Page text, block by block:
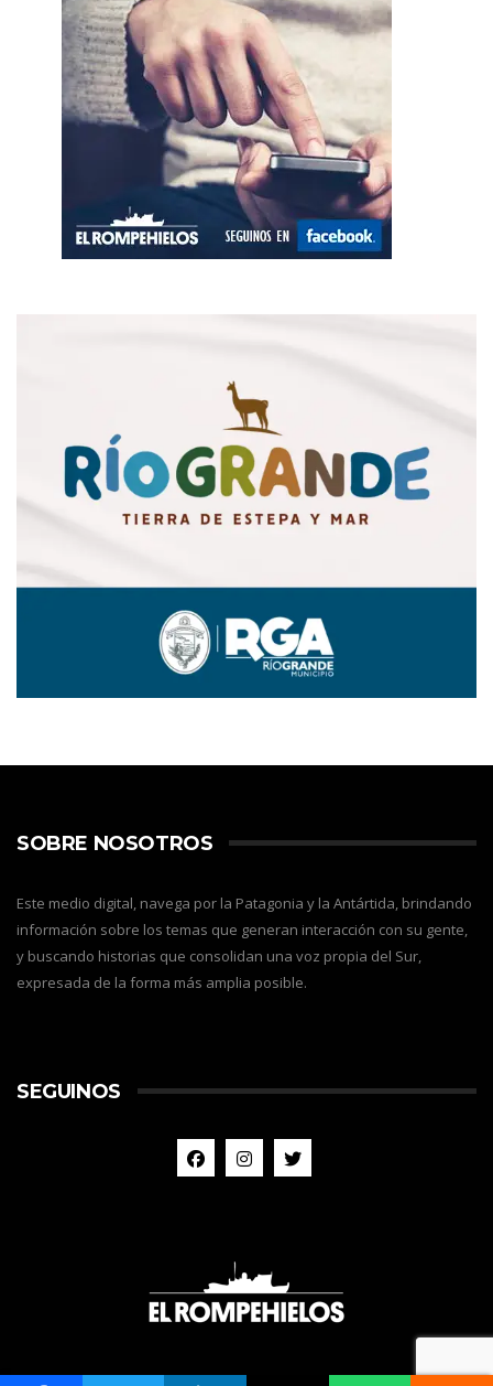
SOBRE NOSOTROS
Este medio digital, navega por la Patagonia y la Antártida, brindando
información sobre los temas que generan interacción con su gente,
y buscando historias que consolidan una voz propia del Sur,
expresada de la forma más amplia posible.
SEGUINOS